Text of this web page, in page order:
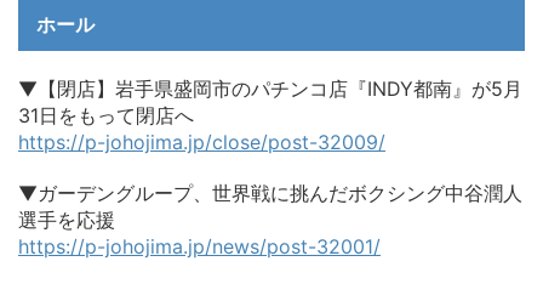
ホール
▼【閉店】岩手県盛岡市のパチンコ店『INDY都南』が5月
31日をもって閉店へ
https://p-johojima.jp/close/post-32009/
▼ガーデングループ、世界戦に挑んだボクシング中谷潤人
選手を応援
https://p-johojima.jp/news/post-32001/